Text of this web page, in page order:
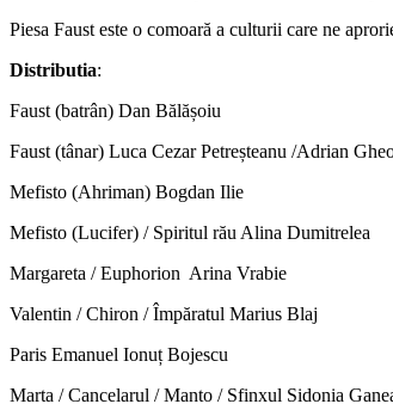
Piesa Faust este o comoară a culturii care ne
Distributia:
Faust (batrân) Dan Bălășoiu
Faust (tânar) Luca Cezar Petreșteanu /Adrian
Mefisto (Ahriman) Bogdan Ilie
Mefisto (Lucifer) / Spiritul rău Alina Dumitrelea
Margareta / Euphorion Arina Vrabie
Valentin / Chiron /
Paris Emanuel Ionuț
Marta / Cancelarul / Manto /